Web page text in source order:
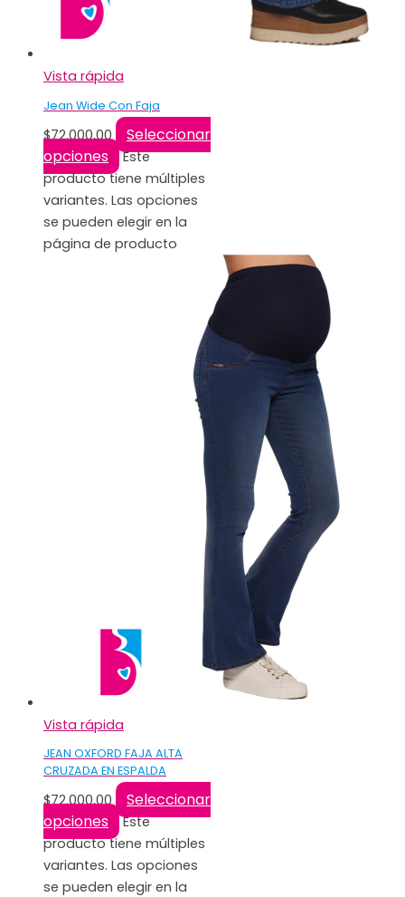
Vista rápida
Jean Wide Con Faja
$72.000,00
Seleccionar
opciones
Este
producto tiene múltiples
variantes. Las opciones
se pueden elegir en la
página de producto
Vista rápida
JEAN OXFORD FAJA ALTA
CRUZADA EN ESPALDA
$72.000,00
Seleccionar
opciones
Este
producto tiene múltiples
variantes. Las opciones
se pueden elegir en la